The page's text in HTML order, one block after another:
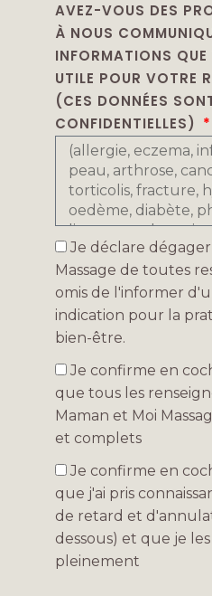
AVEZ-VOUS DES
À NOUS
INFORMATIONS
UTILE POUR VOTRE
(CES DONNÉES
CONFIDENTIELLES)
Je déclare
Massage de toutes
omis de l'informer
indication pour la
bien-être.
Je confirme en
que tous les
Maman et Moi
et complets
Je confirme en
que j'ai pris
de retard et
dessous) et que je
pleinement